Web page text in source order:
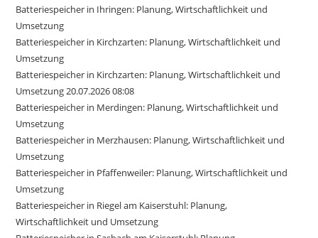
Batteriespeicher in Ihringen: Planung, Wirtschaftlichkeit und
Umsetzung
Batteriespeicher in Kirchzarten: Planung, Wirtschaftlichkeit und
Umsetzung
Batteriespeicher in Kirchzarten: Planung, Wirtschaftlichkeit und
Umsetzung 20.07.2026 08:08
Batteriespeicher in Merdingen: Planung, Wirtschaftlichkeit und
Umsetzung
Batteriespeicher in Merzhausen: Planung, Wirtschaftlichkeit und
Umsetzung
Batteriespeicher in Pfaffenweiler: Planung, Wirtschaftlichkeit und
Umsetzung
Batteriespeicher in Riegel am Kaiserstuhl: Planung,
Wirtschaftlichkeit und Umsetzung